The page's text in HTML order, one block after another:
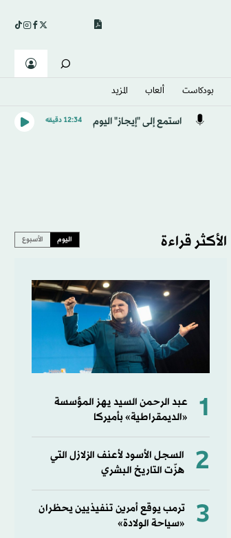
بودكاست ألعاب المزيد
استمع إلى "إيجاز" اليوم 12:34 دقيقه
الأكثر قراءة اليوم الأسبوع
1
عبد الرحمن السيد يهز المؤسسة
«الديمقراطية» بأميركا
2
السجل الأسود لأعنف الزلازل التي
هزّت التاريخ البشري
3
ترمب يوقع أمرين تنفيذيين يحظران
«سياحة الولادة»